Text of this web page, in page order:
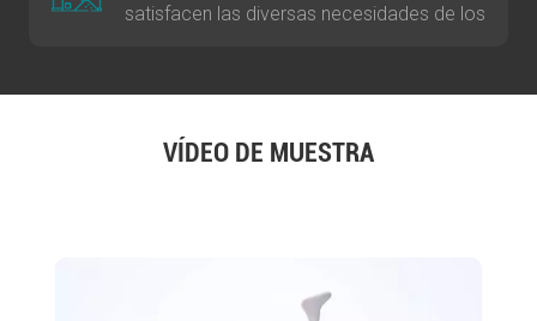
satisfacen las diversas necesidades de los
VÍDEO DE MUESTRA